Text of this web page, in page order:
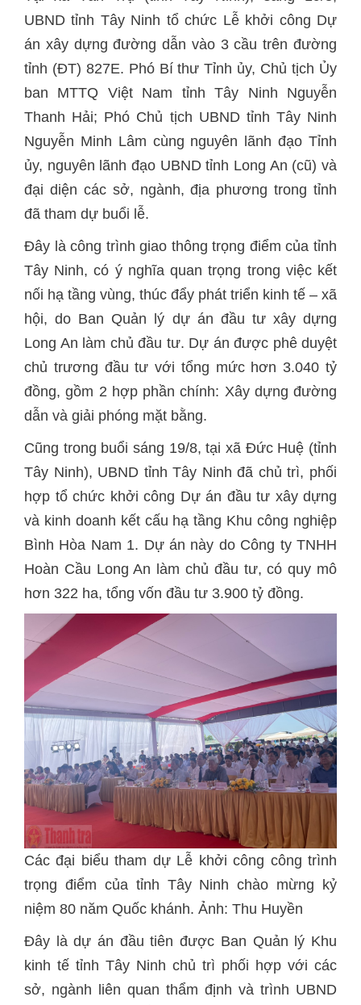
UBND tỉnh Tây Ninh tổ chức Lễ khởi công Dự
án xây dựng đường dẫn vào 3 cầu trên đường
tỉnh (ĐT) 827E. Phó Bí thư Tỉnh ủy, Chủ tịch Ủy
ban MTTQ Việt Nam tỉnh Tây Ninh Nguyễn
Thanh Hải; Phó Chủ tịch UBND tỉnh Tây Ninh
Nguyễn Minh Lâm cùng nguyên lãnh đạo Tỉnh
ủy, nguyên lãnh đạo UBND tỉnh Long An (cũ) và
đại diện các sở, ngành, địa phương trong tỉnh
đã tham dự buổi lễ.
Đây là công trình giao thông trọng điểm của tỉnh
Tây Ninh, có ý nghĩa quan trọng trong việc kết
nối hạ tầng vùng, thúc đẩy phát triển kinh tế – xã
hội, do Ban Quản lý dự án đầu tư xây dựng
Long An làm chủ đầu tư. Dự án được phê duyệt
chủ trương đầu tư với tổng mức hơn 3.040 tỷ
đồng, gồm 2 hợp phần chính: Xây dựng đường
dẫn và giải phóng mặt bằng.
Cũng trong buổi sáng 19/8, tại xã Đức Huệ (tỉnh
Tây Ninh), UBND tỉnh Tây Ninh đã chủ trì, phối
hợp tổ chức khởi công Dự án đầu tư xây dựng
và kinh doanh kết cấu hạ tầng Khu công nghiệp
Bình Hòa Nam 1. Dự án này do Công ty TNHH
Hoàn Cầu Long An làm chủ đầu tư, có quy mô
hơn 322 ha, tổng vốn đầu tư 3.900 tỷ đồng.
Các đại biểu tham dự Lễ khởi công công trình
trọng điểm của tỉnh Tây Ninh chào mừng kỷ
niệm 80 năm Quốc khánh. Ảnh: Thu Huyền
Đây là dự án đầu tiên được Ban Quản lý Khu
kinh tế tỉnh Tây Ninh chủ trì phối hợp với các
sở, ngành liên quan thẩm định và trình UBND